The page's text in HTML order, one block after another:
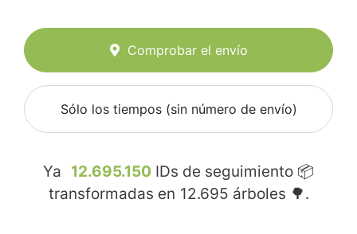
Comprobar el envío
Sólo los tiempos (sin número de envío)
Ya 12.695.150 IDs de seguimiento 📦
transformadas en 12.695 árboles 🌳.